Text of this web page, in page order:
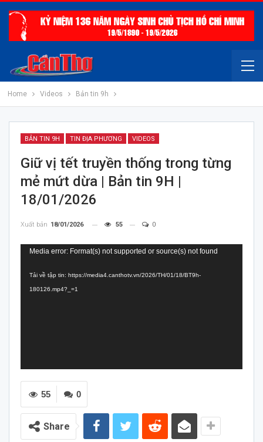
Home Videos Bản tin 9h
BẢN TIN 9H TIN ĐỊA PHƯƠNG VIDEOS
Giữ vị tết truyền thống trong từng
mẻ mứt dừa | Bản tin 9H |
18/01/2026
Xuất bản 18/01/2026 55 0
Trình
Video
Media error: Format(s) not supported or source(s) not found
Tải về tập tin: https://media4.canthotv.vn/2026/TH/01/18/BT9h-
180126.mp4?_=1
0
55
Share